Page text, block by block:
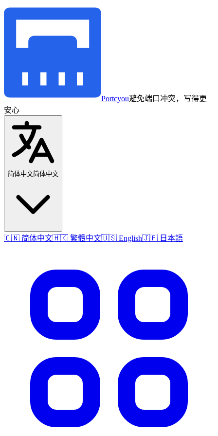
Portcyou避免端口冲突，写得更
安心
简体中文简体中文
🇨🇳 简体中文🇭🇰 繁體中文🇺🇸 English🇯🇵 日本語